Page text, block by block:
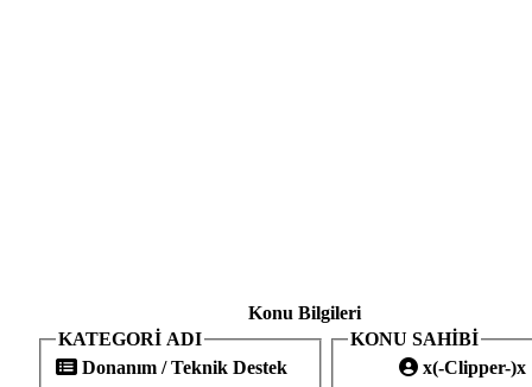
Konu Bilgileri
KATEGORİ ADI
Donanım / Teknik Destek
KONU SAHİBİ
x(-Clipper-)x